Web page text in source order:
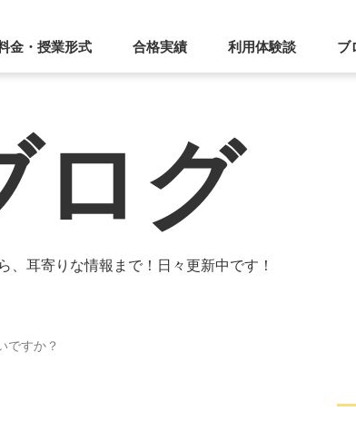
金・授業形式 合格実績 利用体験談 ブ
ログ
、耳寄りな情報まで！日々更新中です！
ですか？